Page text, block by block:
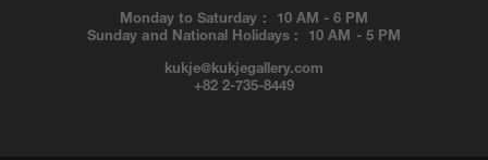
Monday to Saturday : 10 AM -6 PM
Sunday and National Holidays : 10 AM -5 PM
kukje@kukjegallery.com
+82 2-735-8449